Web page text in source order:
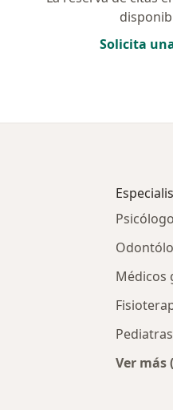
Solicita
Médicos
Ver más